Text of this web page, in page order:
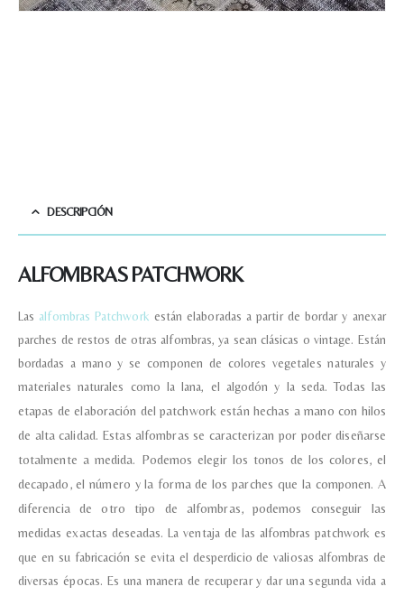
DESCRIPCIÓN
ALFOMBRAS PATCHWORK
Las alfombras Patchwork están elaboradas a partir de bordar y anexar
parches de restos de otras alfombras, ya sean clásicas o vintage. Están
bordadas a mano y se componen de colores vegetales naturales y
materiales naturales como la lana, el algodón y la seda.Todas las
etapas de elaboración del patchwork están hechas a mano con hilos
de alta calidad. Estas alfombras se caracterizan por poder diseñarse
totalmente a medida. Podemos elegir los tonos de los colores, el
decapado, el número y la forma de los parches que la componen. A
diferencia de otro tipo de alfombras, podemos conseguir las
medidas exactas deseadas.La ventaja de las alfombras patchwork es
que en su fabricación se evita el desperdicio de valiosas alfombras de
diversas épocas. Es una manera de recuperar y dar una segunda vida a
Nombre y apellido
Correo electronico*